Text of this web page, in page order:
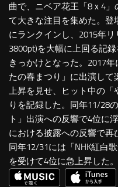
曲で、ニベア花王「8ｘ4」
て大きな注目を集めた。登
にランクインし、2015年リ
3800pt)を大幅に上回る記
きっかけとなった。2017
たの春まつり」に出演し
上昇を見せ、ヒット中の
りを記録した。同年11/28
ト」出演への反響で4位に
における披露への反響で再
同年12/31には「NHK紅白
を受けて4位に急上昇した。